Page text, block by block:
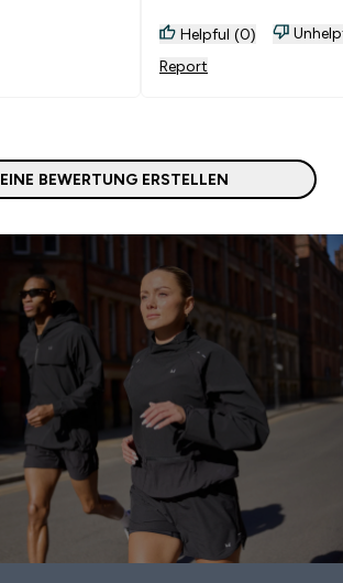
auch bei Minusgraden
Daher sind Jacken schon
Winter. Wenn die Finger
mal kalt werden, kann
stecken. Kann ich nur
empfehlen! Grüße aus dem
Erzgebirge
Helpful (0)
Report
EINE BEWERTUNG ERSTELLEN